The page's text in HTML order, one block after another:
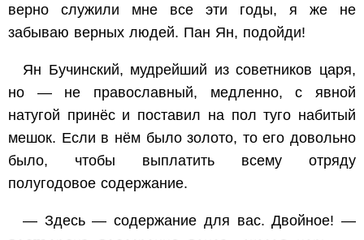
верно служили мне все эти годы, я же не
забываю верных людей. Пан Ян, подойди!
Ян Бучинский, мудрейший из советников царя,
но — не православный, медленно, с явной
натугой принёс и поставил на пол туго набитый
мешок. Если в нём было золото, то его довольно
было, чтобы выплатить всему отряду
полугодовое содержание.
— Здесь — содержание для вас. Двойное! —